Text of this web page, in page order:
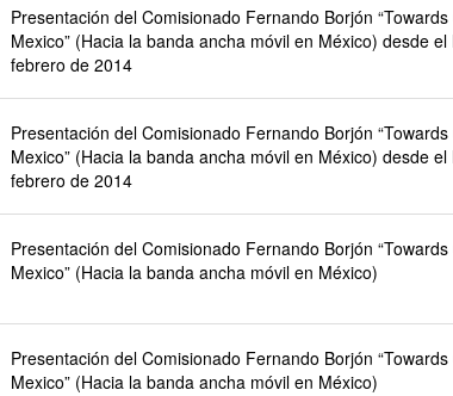
Presentación del Comisionado Fernando Borjón
Mexico” (Hacia la banda ancha móvil en México) desde
febrero de 2014
Presentación del Comisionado Fernando Borjón
Mexico” (Hacia la banda ancha móvil en México) desde
febrero de 2014
Presentación del Comisionado Fernando Borjón
Mexico” (Hacia la banda ancha móvil en México)
Presentación del Comisionado Fernando Borjón
Mexico” (Hacia la banda ancha móvil en México)